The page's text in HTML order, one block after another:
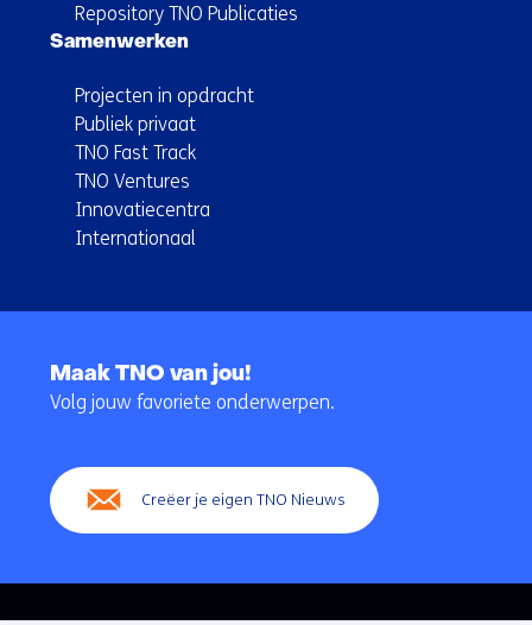
Repository TNO Publicaties
Samenwerken
Projecten in opdracht
Publiek privaat
TNO Fast Track
TNO Ventures
Innovatiecentra
Internationaal
navigatie
Maak TNO van jou!
Volg jouw favoriete onderwerpen.
Creëer je eigen TNO Nieuws